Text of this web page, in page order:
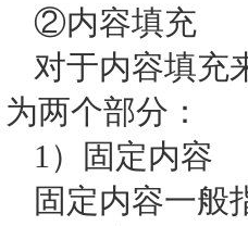
②内容填充
对于内容填充
为两个部分：
1）固定内容
固定内容一般